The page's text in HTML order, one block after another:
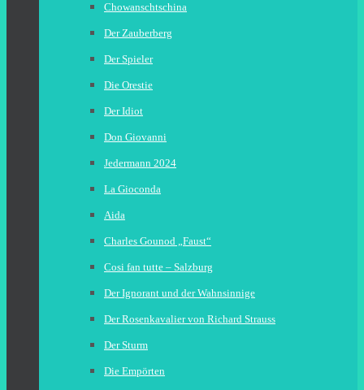
Chowanschtschina
Der Zauberberg
Der Spieler
Die Orestie
Der Idiot
Don Giovanni
Jedermann 2024
La Gioconda
Aida
Charles Gounod „Faust“
Cosi fan tutte – Salzburg
Der Ignorant und der Wahnsinnige
Der Rosenkavalier von Richard Strauss
Der Sturm
Die Empörten